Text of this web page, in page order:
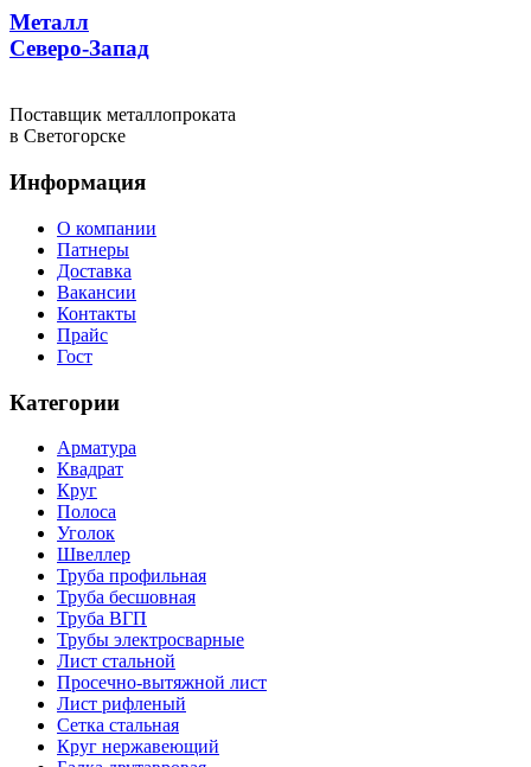
Металл
Северо-Запад
Поставщик металлопроката
в Светогорске
Информация
О компании
Патнеры
Доставка
Вакансии
Контакты
Прайс
Гост
Категории
Арматура
Квадрат
Круг
Полоса
Уголок
Швеллер
Труба профильная
Труба бесшовная
Труба ВГП
Трубы электросварные
Лист стальной
Просечно-вытяжной лист
Лист рифленый
Сетка стальная
Круг нержавеющий